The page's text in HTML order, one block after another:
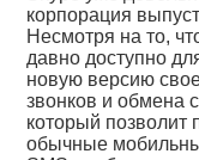
корпорация
Несмотря на то,
давно доступно
новую версию
звонков и обмена
который позволит
обычные